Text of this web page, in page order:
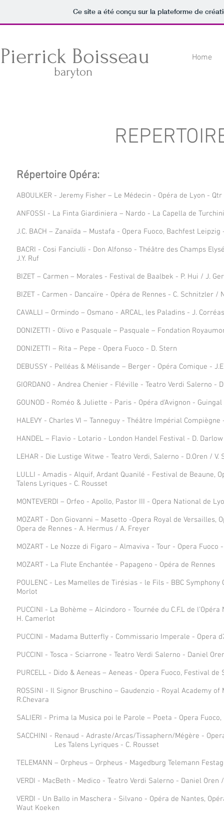
Ce site a été conçu sur la plateforme de
Pierrick Boisseau
baryton
Home
Répertoire Opéra:
ABOULKER - Jeremy Fisher – Le Médecin - Opéra de Lyon -
ANFOSSI - La Finta Giardiniera – Nardo - La Capella de
J.C. BACH – Zanaïda – Mustafa - Opera Fuoco, Bachfest Leipzig
BACRI - Cosi Fanciulli - Don Alfonso - Théâtre des Champs
J.Y. Ruf
BIZET – Carmen – Morales - Festival de Baalbek - P. Hui / J.
BIZET - Carmen - Dancaïre - Opéra de Rennes - C. Schnitzler /
CAVALLI – Ormindo – Osmano - ARCAL, les Paladins - J.
DONIZETTI - Olivo e Pasquale – Pasquale – Fondation
DONIZETTI – Rita – Pepe - Opera Fuoco - D. Stern
DEBUSSY - Pelléas & Mélisande – Berger - Opéra Comique -
GIORDANO - Andrea Chenier - Fléville - Teatro Verdi Salerno -
GOUNOD - Roméo & Juliette - Paris - Opéra d’Avignon - Guingal
HALEVY - Charles VI – Tanneguy - Théâtre Impérial Compiègne
HANDEL – Flavio - Lotario - London Handel Festival - D.
LEHAR - Die Lustige Witwe - Teatro Verdi, Salerno - D.Oren / V.
LULLI - Amadis - Alquif, Ardant Quanilé - Festival de Beaune,
Talens Lyriques - C. Rousset
MONTEVERDI – Orfeo - Apollo, Pastor III - Opera National de
MOZART - Don Giovanni – Masetto -Opera Royal de Versailles,
Opera de Rennes - A. Hermus / A. Freyer
MOZART - Le Nozze di Figaro – Almaviva - Tour - Opera Fuoco
MOZART - La Flute Enchantée - Papageno - Opéra de Rennes
POULENC - Les Mamelles de Tirésias - le Fils - BBC
Morlot
PUCCINI - La Bohème – Alcindoro - Tournée du C.F.L de
H. Camerlot
PUCCINI - Madama Butterfly - Commissario Imperale - Opera
PUCCINI - Tosca - Sciarrone - Teatro Verdi Salerno - Daniel
PURCELL - Dido & Aeneas – Aeneas - Opera Fuoco, Festival de
ROSSINI - Il Signor Bruschino – Gaudenzio - Royal Academy
R.Chevara
SALIERI - Prima la Musica poi le Parole – Poeta - Opera
SACCHINI - Renaud - Adraste/Arcas/Tissaphern/Mégère -
Les Talens Lyriques - C. Rousset
TELEMANN – Orpheus – Orpheus - Magedburg Telemann
VERDI - MacBeth - Medico - Teatro Verdi Salerno - Daniel Oren
VERDI - Un Ballo in Maschera - Silvano - Opéra de Nantes,
Waut Koeken